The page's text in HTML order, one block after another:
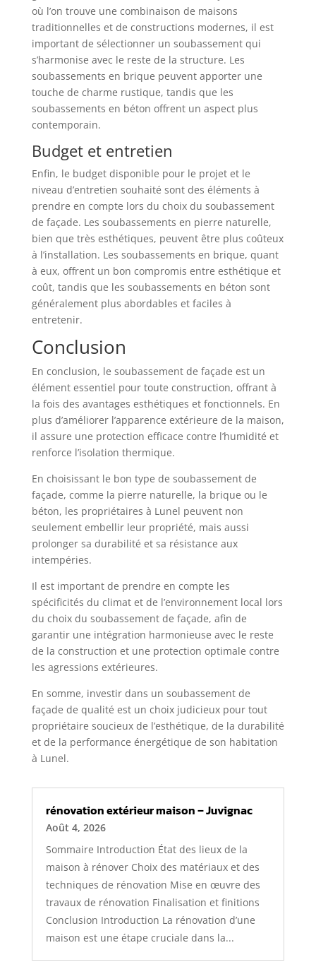
où l’on trouve une combinaison de maisons
traditionnelles et de constructions modernes, il est
important de sélectionner un soubassement qui
s’harmonise avec le reste de la structure. Les
soubassements en brique peuvent apporter une
touche de charme rustique, tandis que les
soubassements en béton offrent un aspect plus
contemporain.
Budget et entretien
Enfin, le budget disponible pour le projet et le
niveau d’entretien souhaité sont des éléments à
prendre en compte lors du choix du soubassement
de façade. Les soubassements en pierre naturelle,
bien que très esthétiques, peuvent être plus coûteux
à l’installation. Les soubassements en brique, quant
à eux, offrent un bon compromis entre esthétique et
coût, tandis que les soubassements en béton sont
généralement plus abordables et faciles à
entretenir.
Conclusion
En conclusion, le soubassement de façade est un
élément essentiel pour toute construction, offrant à
la fois des avantages esthétiques et fonctionnels. En
plus d’améliorer l’apparence extérieure de la maison,
il assure une protection efficace contre l’humidité et
renforce l’isolation thermique.
En choisissant le bon type de soubassement de
façade, comme la pierre naturelle, la brique ou le
béton, les propriétaires à Lunel peuvent non
seulement embellir leur propriété, mais aussi
prolonger sa durabilité et sa résistance aux
intempéries.
Il est important de prendre en compte les
spécificités du climat et de l’environnement local lors
du choix du soubassement de façade, afin de
garantir une intégration harmonieuse avec le reste
de la construction et une protection optimale contre
les agressions extérieures.
En somme, investir dans un soubassement de
façade de qualité est un choix judicieux pour tout
propriétaire soucieux de l’esthétique, de la durabilité
et de la performance énergétique de son habitation
à Lunel.
rénovation extérieur maison – Juvignac
Août 4, 2026
Sommaire Introduction État des lieux de la
maison à rénover Choix des matériaux et des
techniques de rénovation Mise en œuvre des
travaux de rénovation Finalisation et finitions
Conclusion Introduction La rénovation d’une
maison est une étape cruciale dans la...